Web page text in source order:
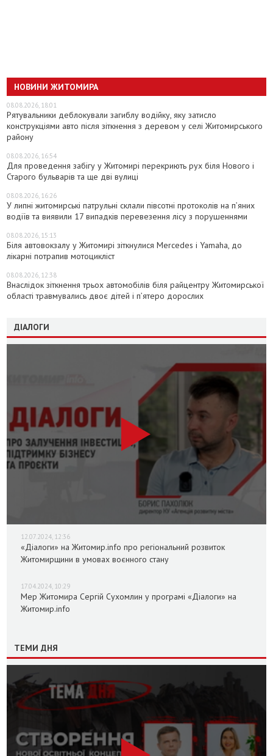
НОВИНИ ЖИТОМИРА
08.08.2026, 18:01
Рятувальники деблокували загиблу водійку, яку затисло
конструкціями авто після зіткнення з деревом у селі Житомирського
району
08.08.2026, 16:54
Для проведення забігу у Житомирі перекриють рух біля Нового і
Старого бульварів та ще дві вулиці
08.08.2026, 16:26
У липні житомирські патрульні склали півсотні протоколів на пʼяних
водіїв та виявили 17 випадків перевезення лісу з порушеннями
08.08.2026, 15:13
Біля автовокзалу у Житомирі зіткнулися Mercedes і Yamaha, до
лікарні потрапив мотоцикліст
08.08.2026, 12:38
Внаслідок зіткнення трьох автомобілів біля райцентру Житомирської
області травмувались двоє дітей і пʼятеро дорослих
ДІАЛОГИ
12.07.2024, 12:36
«Діалоги» на Житомир.info про регіональний розвиток
Житомирщини в умовах воєнного стану
17.04.2024, 10:29
Мер Житомира Сергій Сухомлин у програмі «Діалоги» на
Житомир.info
ТЕМИ ДНЯ